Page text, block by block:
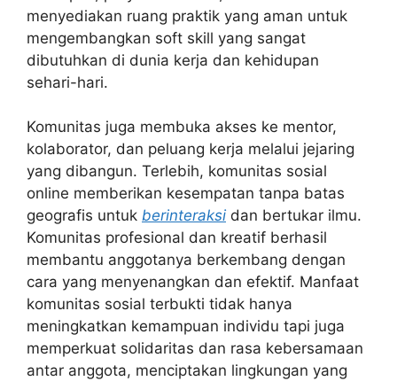
menyediakan ruang praktik yang aman untuk
mengembangkan soft skill yang sangat
dibutuhkan di dunia kerja dan kehidupan
sehari-hari.
Komunitas juga membuka akses ke mentor,
kolaborator, dan peluang kerja melalui jejaring
yang dibangun. Terlebih, komunitas sosial
online memberikan kesempatan tanpa batas
geografis untuk berinteraksi dan bertukar ilmu.
Komunitas profesional dan kreatif berhasil
membantu anggotanya berkembang dengan
cara yang menyenangkan dan efektif. Manfaat
komunitas sosial terbukti tidak hanya
meningkatkan kemampuan individu tapi juga
memperkuat solidaritas dan rasa kebersamaan
antar anggota, menciptakan lingkungan yang